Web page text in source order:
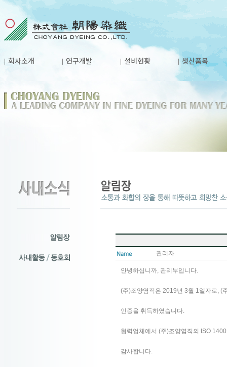
회사소개 연구개발 설비현황 생산품목
관리자
안녕하십니까, 관리부입니다.
(주)조양염직은 2019년 3월 1일자로, (
인증을 취득하였습니다.
협력업체에서 (주)조양염직의 ISO
감사합니다.